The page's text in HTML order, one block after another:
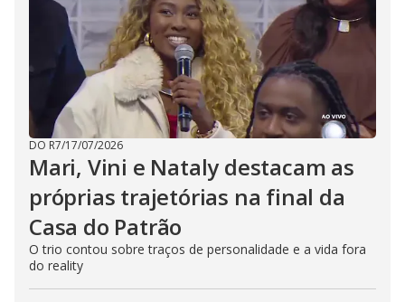
DO R7/17/07/2026
Mari, Vini e Nataly destacam as
próprias trajetórias na final da
Casa do Patrão
O trio contou sobre traços de personalidade e a vida fora
do reality